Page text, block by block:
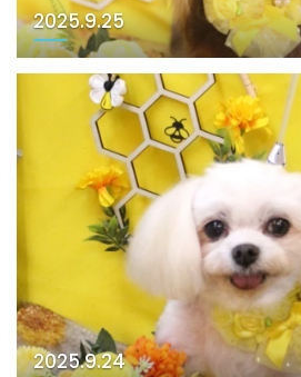
2025.9.25
2025.9.24